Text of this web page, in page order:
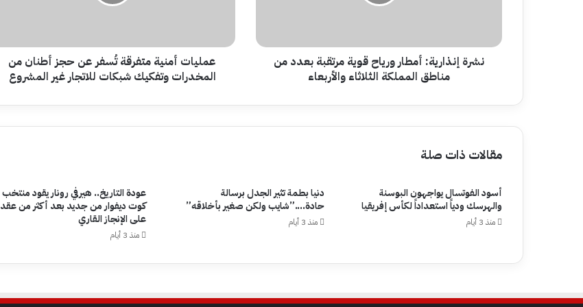
مناطق
المملكةنشرة إنذارية: أمطار ورياح قوية مرتقبة بعدد من
مناطق المملكة الثلاثاء والأربعاء
المخدرات
وتفكيك
شبكات
غير
عمليات أمنية متفرقة تُسفر عن حجز أطنان من
المخدرات وتفكيك شبكات للاتجار غير المشروع
مقالات ذات صلة
أسود الفوتسال يواجهون البوسنة
والهرسك ودياً استعداداً لكأس إفريقيا
منذ 3 أيام
دنيا بطمة تثير الجدل برسالة
حادة….”شايب ولكن صغير بأخلاقه”
منذ 3 أيام
عودة التاريخ.. هيرفي رونار يقود منتخب
كوت ديفوار من جديد بعد أكثر من عقد
على الإنجاز القاري
منذ 3 أيام